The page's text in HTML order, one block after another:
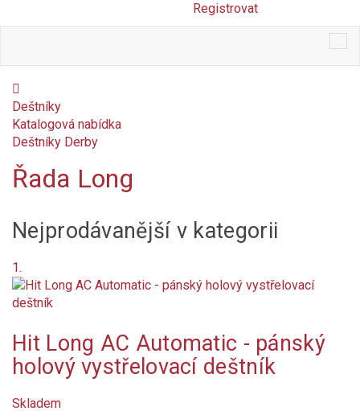
Registrovat
Deštníky
Katalogová nabídka
Deštníky Derby
Kč
Kč
Skladem
Není skladem
Řada Long
Nejprodávanější v kategorii
1.
Hit Long AC Automatic - pánský
holový vystřelovací deštník
Skladem